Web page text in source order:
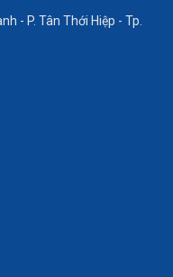
- P. Tân Thới Hiệp - Tp.